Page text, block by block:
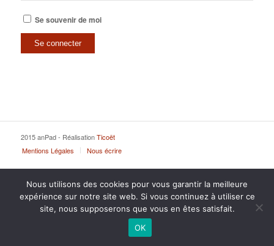
Se souvenir de moi
2015 anPad - RéalisationTicoët
Mentions Légales
Nous écrire
Nous utilisons des cookies pour vous garantir la meilleure
expérience sur notre site web. Si vous continuez à utiliser ce
site, nous supposerons que vous en êtes satisfait.
OK